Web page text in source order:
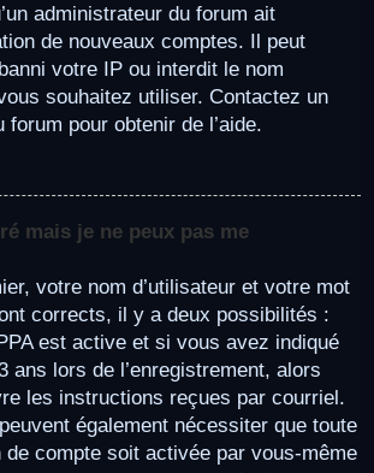
administrateur du forum ait
de nouveaux comptes. Il peut
votre IP ou interdit le nom
souhaitez utiliser. Contactez un
pour obtenir de l’aide.
mais je ne peux pas me
votre nom d’utilisateur et votre mot
corrects, il y a deux possibilités :
est active et si vous avez indiqué
ans lors de l’enregistrement, alors
les instructions reçues par courriel.
également nécessiter que toute
de compte soit activée par vous-même